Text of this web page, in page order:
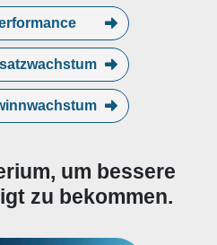
um bessere
zu bekommen.